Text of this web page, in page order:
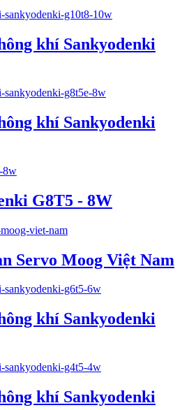
khí Sankyodenki
khí Sankyodenki
G8T5 - 8W
Servo Moog Việt Nam
khí Sankyodenki
khí Sankyodenki